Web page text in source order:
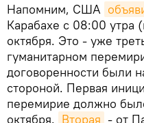
Напомним, США
Карабахе с 08:00 утра
октября. Это - уже
гуманитарном
договоренности были
стороной. Первая
перемирие должно
октября. Вторая - от